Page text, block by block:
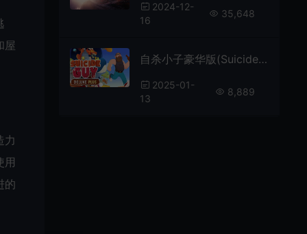
屋
力
用
的
2024-12-
16
35,648
自杀小子豪华版(Suicide Guy Deluxe Plus)超现实动作解谜游戏|下载
2025-01-
13
8,889